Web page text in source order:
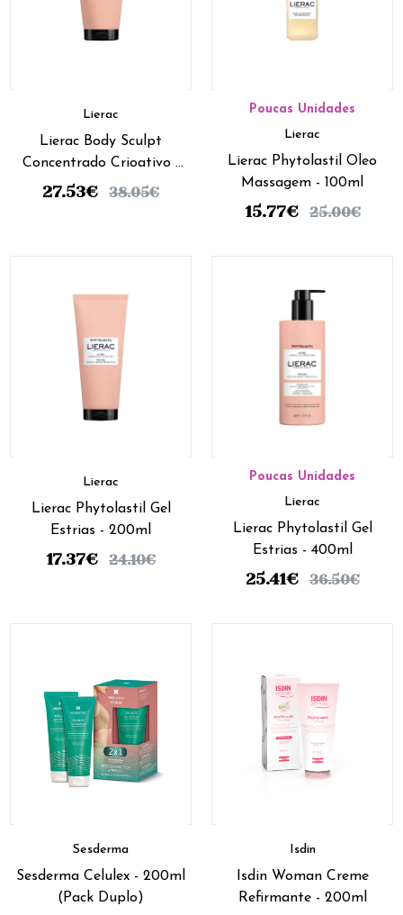
Lierac
Lierac Body Sculpt
Concentrado Crioativo -
150ml
27.53€ 38.05€
Poucas Unidades
Lierac
Lierac Phytolastil Oleo
Massagem - 100ml
15.77€ 25.00€
Lierac
Lierac Phytolastil Gel
Estrias - 200ml
17.37€ 24.10€
Poucas Unidades
Lierac
Lierac Phytolastil Gel
Estrias - 400ml
25.41€ 36.50€
Sesderma
Sesderma Celulex - 200ml
(Pack Duplo)
Isdin
Isdin Woman Creme
Refirmante - 200ml